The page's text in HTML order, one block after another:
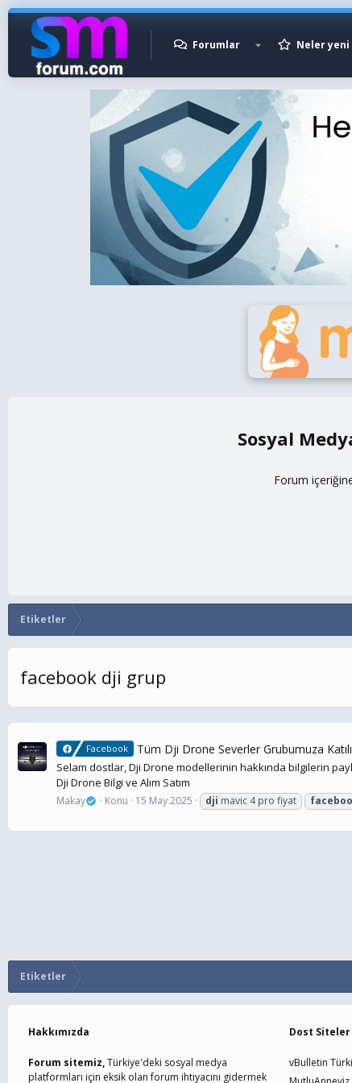
Forumlar Neler yeni
Sosyal
Forum
Etiketler
facebook dji grup
Facebook Tüm Dji Drone Severler Grubumuza
Selam dostlar, Dji Drone modellerinin hakkında bilgilerin
Dji Drone Bilgi ve Alım Satım
Makay Konu 15 May 2025 dji mavic 4 pro fiyat
Etiketler
Hakkımızda
Forum sitemiz,Türkiye'deki sosyal medya
platformları için eksik olan forum ihtiyacını gidermek
Dost Siteler
vBulletin